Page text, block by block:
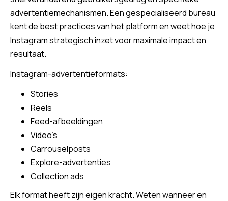
advertentiemechanismen. Een gespecialiseerd bureau
kent de best practices van het platform en weet hoe je
Instagram strategisch inzet voor maximale impact en
resultaat.
Instagram-advertentieformats:
Stories
Reels
Feed-afbeeldingen
Video’s
Carrouselposts
Explore-advertenties
Collection ads
Elk format heeft zijn eigen kracht. Weten wanneer en